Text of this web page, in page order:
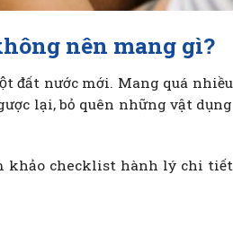
nên mang gì?
đất nước mới. Mang quá nhiều
lại, bỏ quên những vật dụng
khảo checklist hành lý chi tiết